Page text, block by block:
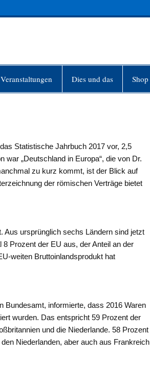
Veranstaltungen Dies und das Shop
Statistische Jahrbuch 2017 vor, 2,5
„Deutschland in Europa“, die von Dr.
zu kurz kommt, ist der Blick auf
der römischen Verträge bietet
Aus ursprünglich sechs Ländern sind jetzt
Prozent der EU aus, der Anteil an der
weiten Bruttoinlandsprodukt hat
Bundesamt, informierte, dass 2016 Waren
wurden. Das entspricht 59 Prozent der
und die Niederlande. 58 Prozent
Niederlanden, aber auch aus Frankreich